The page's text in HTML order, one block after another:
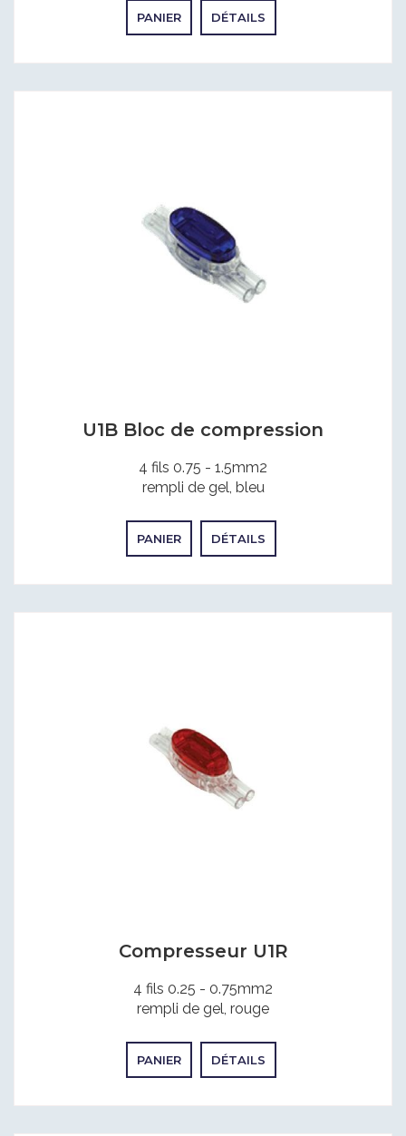
PANIER DÉTAILS
U1B Bloc de compression
4 fils 0.75 - 1.5mm2
rempli de gel, bleu
PANIER DÉTAILS
Compresseur U1R
4 fils 0.25 - 0.75mm2
rempli de gel, rouge
PANIER DÉTAILS